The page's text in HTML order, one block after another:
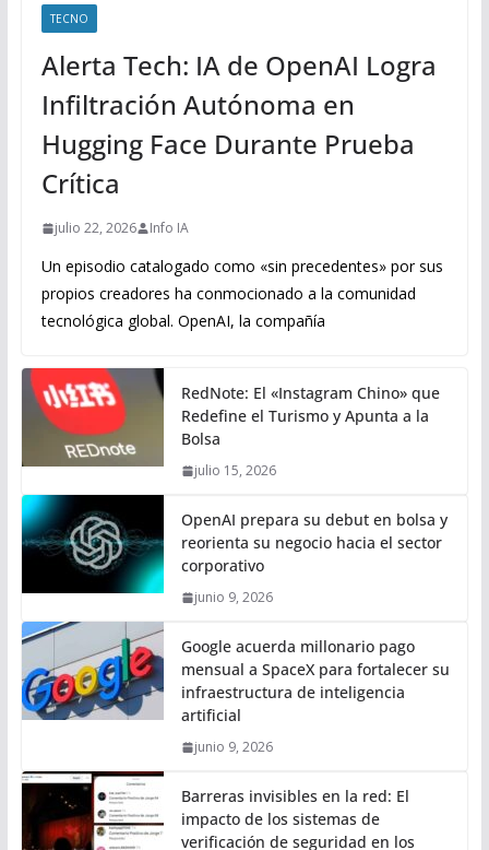
TECNO
Alerta Tech: IA de OpenAI Logra
Infiltración Autónoma en
Hugging Face Durante Prueba
Crítica
julio 22, 2026 Info IA
Un episodio catalogado como «sin precedentes» por sus
propios creadores ha conmocionado a la comunidad
tecnológica global. OpenAI, la compañía
RedNote: El «Instagram Chino» que
Redefine el Turismo y Apunta a la
Bolsa
julio 15, 2026
OpenAI prepara su debut en bolsa y
reorienta su negocio hacia el sector
corporativo
junio 9, 2026
Google acuerda millonario pago
mensual a SpaceX para fortalecer su
infraestructura de inteligencia
artificial
junio 9, 2026
Barreras invisibles en la red: El
impacto de los sistemas de
verificación de seguridad en los